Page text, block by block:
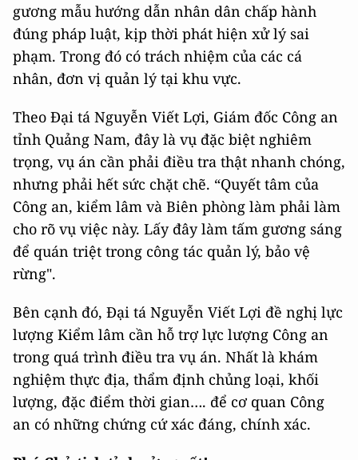
gương mẫu hướng dẫn nhân dân chấp hành
đúng pháp luật, kịp thời phát hiện xử lý sai
phạm. Trong đó có trách nhiệm của các cá
nhân, đơn vị quản lý tại khu vực.
Theo Đại tá Nguyễn Viết Lợi, Giám đốc Công an
tỉnh Quảng Nam, đây là vụ đặc biệt nghiêm
trọng, vụ án cần phải điều tra thật nhanh chóng,
nhưng phải hết sức chặt chẽ. “Quyết tâm của
Công an, kiểm lâm và Biên phòng làm phải làm
cho rõ vụ việc này. Lấy đây làm tấm gương sáng
để quán triệt trong công tác quản lý, bảo vệ
rừng".
Bên cạnh đó, Đại tá Nguyễn Viết Lợi đề nghị lực
lượng Kiểm lâm cần hỗ trợ lực lượng Công an
trong quá trình điều tra vụ án. Nhất là khám
nghiệm thực địa, thẩm định chủng loại, khối
lượng, đặc điểm thời gian…. để cơ quan Công
an có những chứng cứ xác đáng, chính xác.